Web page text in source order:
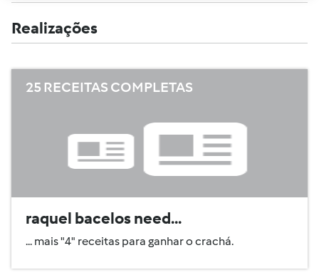
Realizações
25 RECEITAS COMPLETAS
raquel bacelos need...
... mais "4" receitas para ganhar o crachá.